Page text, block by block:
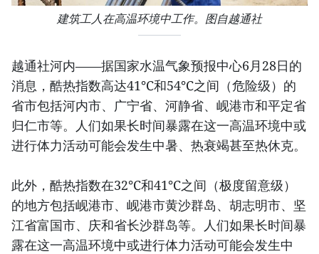
建筑工人在高温环境中工作。图自越通社
越通社河内——据国家水温气象预报中心6月28日的
消息，酷热指数高达41℃和54℃之间（危险级）的
省市包括河内市、广宁省、河静省、岘港市和平定省
归仁市等。人们如果长时间暴露在这一高温环境中或
进行体力活动可能会发生中暑、热衰竭甚至热休克。
此外，酷热指数在32℃和41℃之间（极度留意级）
的地方包括岘港市、岘港市黄沙群岛、胡志明市、坚
江省富国市、庆和省长沙群岛等。人们如果长时间暴
露在这一高温环境中或进行体力活动可能会发生中